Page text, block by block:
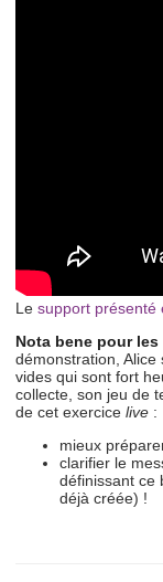
Le support présenté
Nota bene pour
démonstration, Alice
vides qui sont fort
collecte, son jeu de
de cet exercice live :
mieux
clarifier le
définissant ce
déjà créée) !